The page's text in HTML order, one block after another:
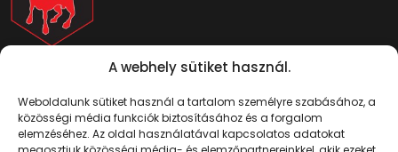
A webhely sütiket használ.
Weboldalunk sütiket használ a tartalom személyre szabásához, a
közösségi média funkciók biztosításához és a forgalom
elemzéséhez. Az oldal használatával kapcsolatos adatokat
Mutasd térképen